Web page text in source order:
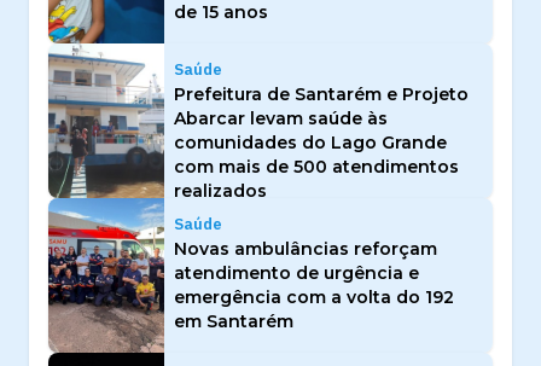
de 15 anos
Saúde
Prefeitura de Santarém e Projeto
Abarcar levam saúde às
comunidades do Lago Grande
com mais de 500 atendimentos
realizados
Saúde
Novas ambulâncias reforçam
atendimento de urgência e
emergência com a volta do 192
em Santarém